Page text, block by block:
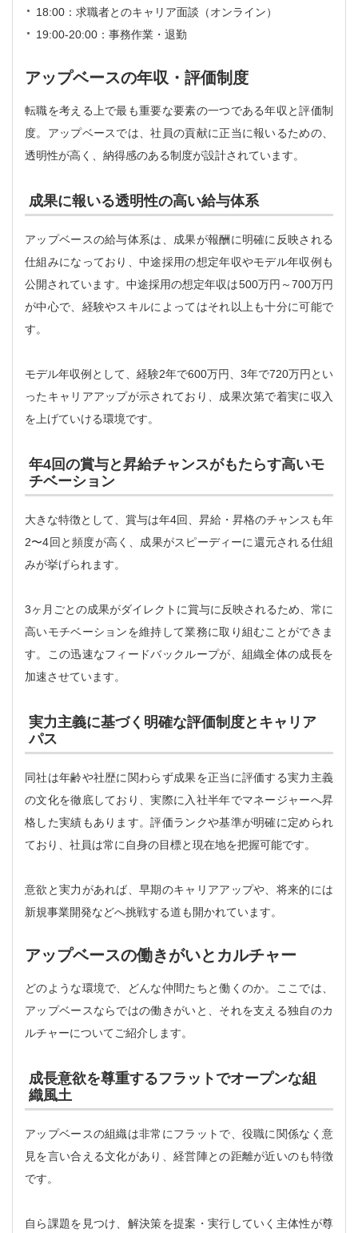
18:00：求職者とのキャリア面談（オンライン）
19:00-20:00：事務作業・退勤
アップベースの年収・評価制度
転職を考える上で最も重要な要素の一つである年収と評価制
度。アップベースでは、社員の貢献に正当に報いるための、
透明性が高く、納得感のある制度が設計されています。
成果に報いる透明性の高い給与体系
アップベースの給与体系は、成果が報酬に明確に反映される
仕組みになっており、中途採用の想定年収やモデル年収例も
公開されています。中途採用の想定年収は500万円～700万円
が中心で、経験やスキルによってはそれ以上も十分に可能で
す。
モデル年収例として、経験2年で600万円、3年で720万円とい
ったキャリアアップが示されており、成果次第で着実に収入
を上げていける環境です。
年4回の賞与と昇給チャンスがもたらす高いモ
チベーション
大きな特徴として、賞与は年4回、昇給・昇格のチャンスも年
2〜4回と頻度が高く、成果がスピーディーに還元される仕組
みが挙げられます。
3ヶ月ごとの成果がダイレクトに賞与に反映されるため、常に
高いモチベーションを維持して業務に取り組むことができま
す。この迅速なフィードバックループが、組織全体の成長を
加速させています。
実力主義に基づく明確な評価制度とキャリア
パス
同社は年齢や社歴に関わらず成果を正当に評価する実力主義
の文化を徹底しており、実際に入社半年でマネージャーへ昇
格した実績もあります。評価ランクや基準が明確に定められ
ており、社員は常に自身の目標と現在地を把握可能です。
意欲と実力があれば、早期のキャリアアップや、将来的には
新規事業開発などへ挑戦する道も開かれています。
アップベースの働きがいとカルチャー
どのような環境で、どんな仲間たちと働くのか。ここでは、
アップベースならではの働きがいと、それを支える独自のカ
ルチャーについてご紹介します。
成長意欲を尊重するフラットでオープンな組
織風土
アップベースの組織は非常にフラットで、役職に関係なく意
見を言い合える文化があり、経営陣との距離が近いのも特徴
です。
自ら課題を見つけ、解決策を提案・実行していく主体性が尊